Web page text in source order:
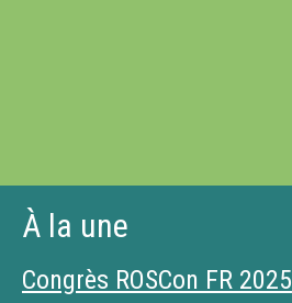
À la une
Congrès ROSCon FR 2025